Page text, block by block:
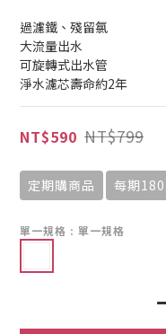
過濾鐵、殘留氯
大流量出水
可旋轉式出水管
淨水濾芯壽命約2年
NT$590 NT$799
定期購商品 每期
單一規格 : 單一規格